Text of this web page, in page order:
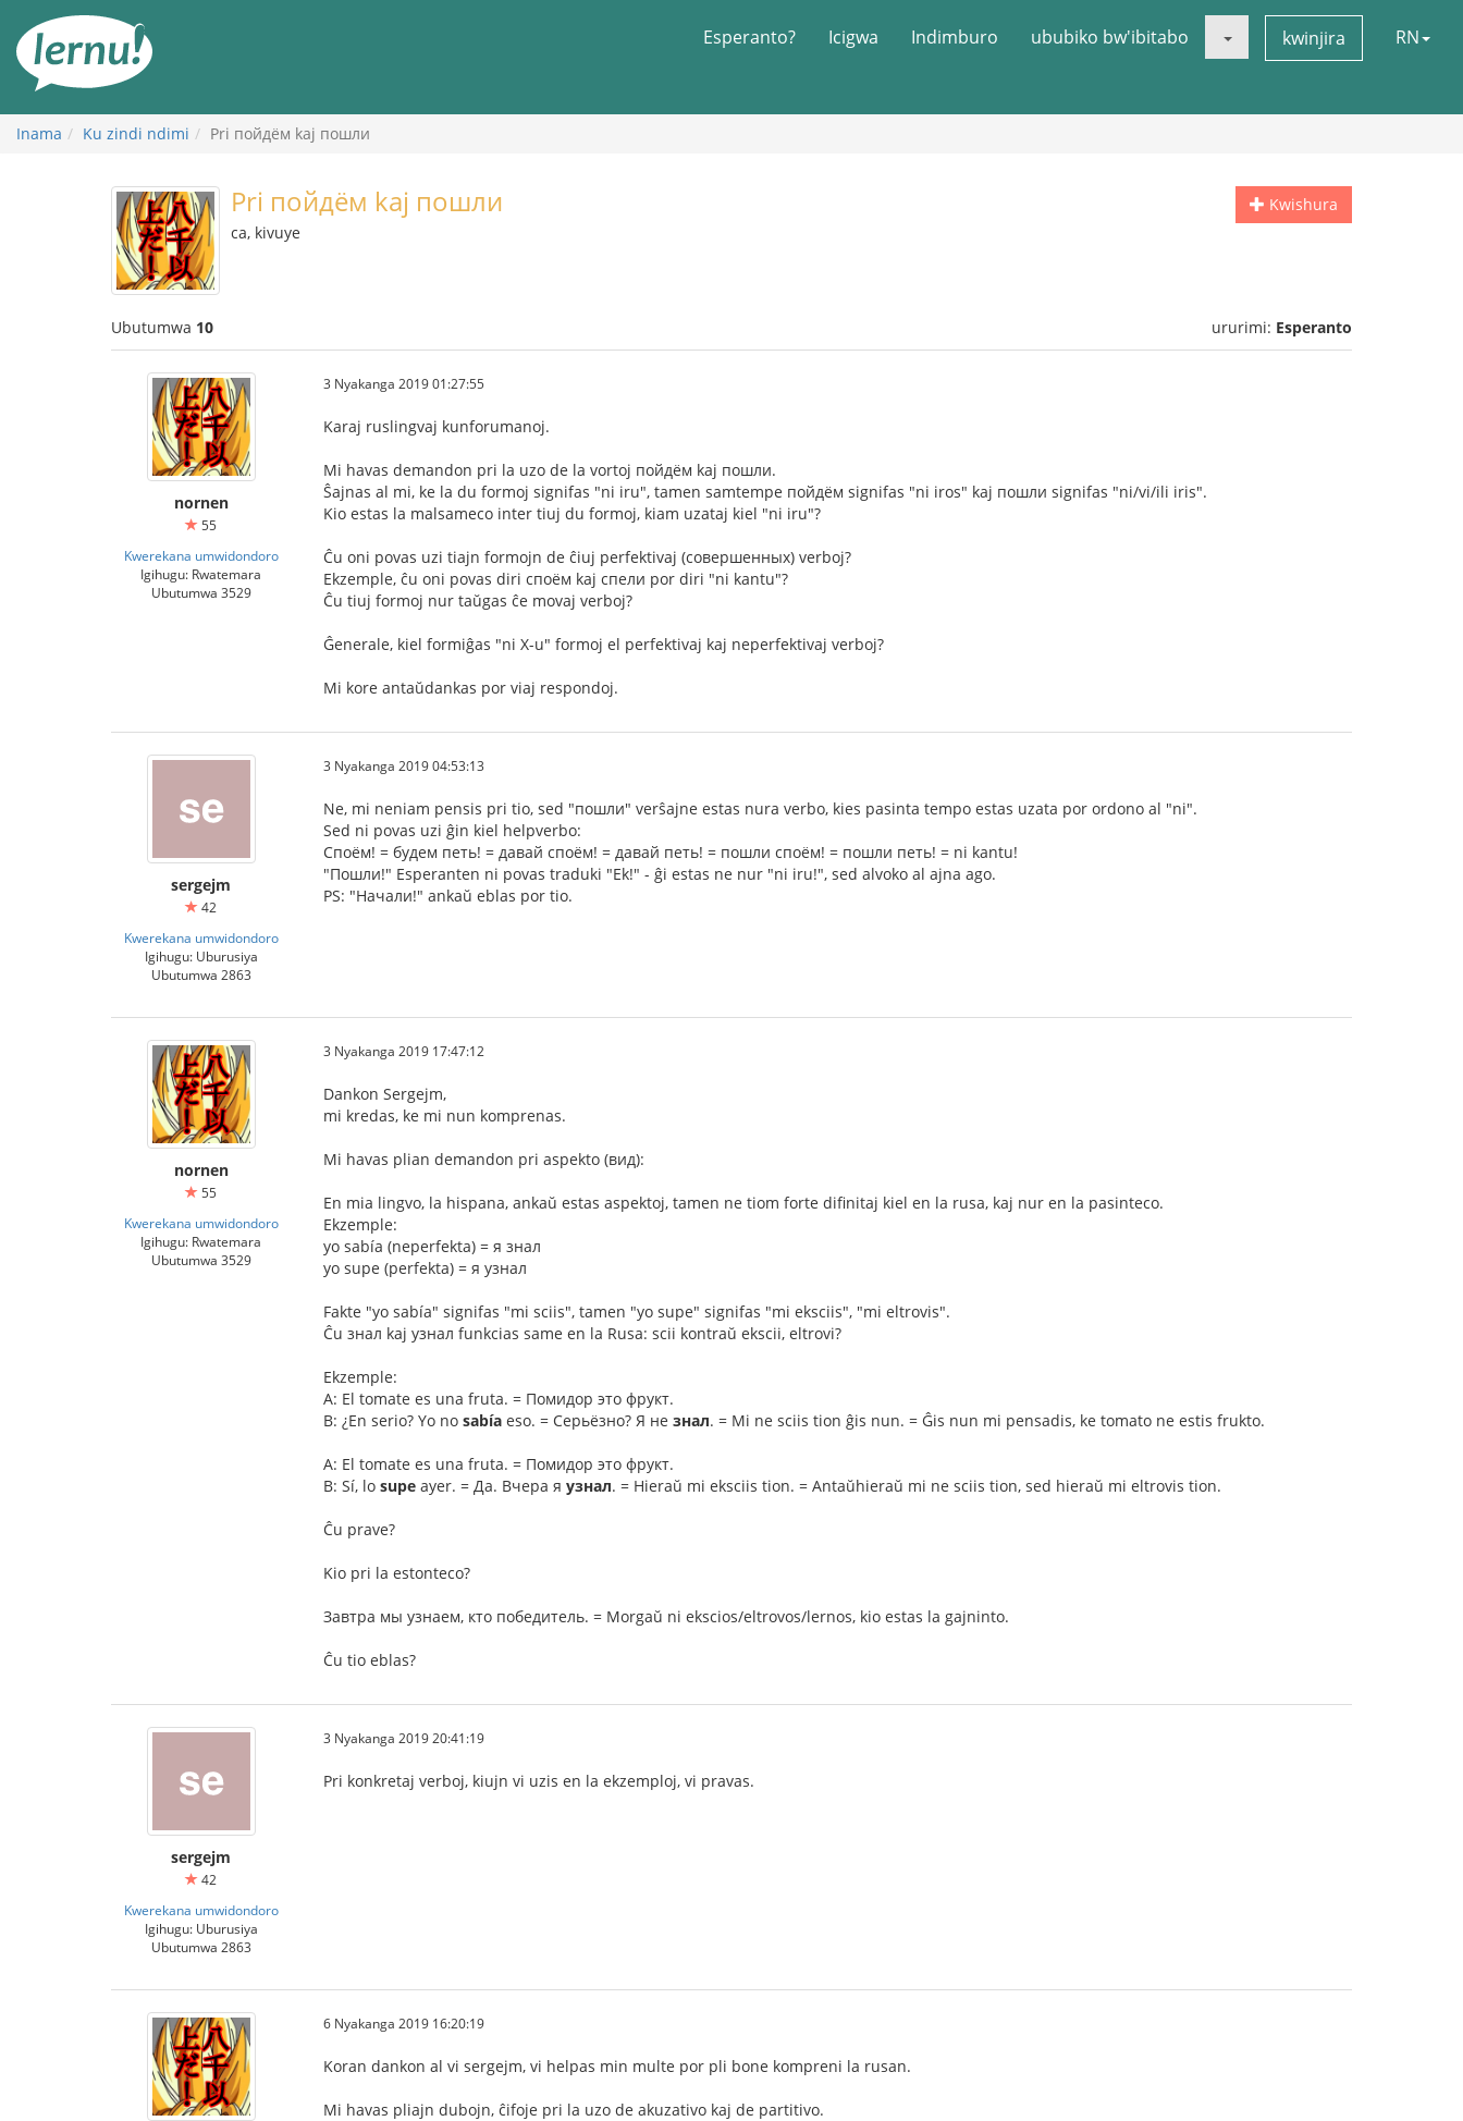
rupapuro
rw'ibirimwo
Esperanto? Icigwa Indimburo ububiko bw'ibitabo kwinjira RN
Inama Ku zindi ndimi Pri пойдём kaj пошли
Kwishura
Pri пойдём kaj пошли
ca, kivuye
Ubutumwa 10 ururimi: Esperanto
nornen
55
Kwerekana umwidondoro
Igihugu: Rwatemara
Ubutumwa 3529
3 Nyakanga 2019 01:27:55
Karaj ruslingvaj kunforumanoj.
Mi havas demandon pri la uzo de la vortoj пойдём kaj пошли.
Ŝajnas al mi, ke la du formoj signifas "ni iru", tamen samtempe пойдём signifas "ni iros" kaj пошли signifas "ni/vi/ili iris".
Kio estas la malsameco inter tiuj du formoj, kiam uzataj kiel "ni iru"?
Ĉu oni povas uzi tiajn formojn de ĉiuj perfektivaj (совершенных) verboj?
Ekzemple, ĉu oni povas diri споём kaj спели por diri "ni kantu"?
Ĉu tiuj formoj nur taŭgas ĉe movaj verboj?
Ĝenerale, kiel formiĝas "ni X-u" formoj el perfektivaj kaj neperfektivaj verboj?
Mi kore antaŭdankas por viaj respondoj.
sergejm
42
Kwerekana umwidondoro
Igihugu: Uburusiya
Ubutumwa 2863
3 Nyakanga 2019 04:53:13
Ne, mi neniam pensis pri tio, sed "пошли" verŝajne estas nura verbo, kies pasinta tempo estas uzata por ordono al "ni".
Sed ni povas uzi ĝin kiel helpverbo:
Споём! = будем петь! = давай споём! = давай петь! = пошли споём! = пошли петь! = ni kantu!
"Пошли!" Esperanten ni povas traduki "Ek!" - ĝi estas ne nur "ni iru!", sed alvoko al ajna ago.
PS: "Начали!" ankaŭ eblas por tio.
nornen
55
Kwerekana umwidondoro
Igihugu: Rwatemara
Ubutumwa 3529
3 Nyakanga 2019 17:47:12
Dankon Sergejm,
mi kredas, ke mi nun komprenas.
Mi havas plian demandon pri aspekto (вид):
En mia lingvo, la hispana, ankaŭ estas aspektoj, tamen ne tiom forte difinitaj kiel en la rusa, kaj nur en la pasinteco.
Ekzemple:
yo sabía (neperfekta) = я знал
yo supe (perfekta) = я узнал
Fakte "yo sabía" signifas "mi sciis", tamen "yo supe" signifas "mi eksciis", "mi eltrovis".
Ĉu знал kaj узнал funkcias same en la Rusa: scii kontraŭ ekscii, eltrovi?
Ekzemple:
A: El tomate es una fruta. = Помидор это фрукт.
B: ¿En serio? Yo no sabía eso. = Серьёзно? Я не знал. = Mi ne sciis tion ĝis nun. = Ĝis nun mi pensadis, ke tomato ne estis frukto.
A: El tomate es una fruta. = Помидор это фрукт.
B: Sí, lo supe ayer. = Да. Вчера я узнал. = Hieraŭ mi eksciis tion. = Antaŭhieraŭ mi ne sciis tion, sed hieraŭ mi eltrovis tion.
Ĉu prave?
Kio pri la estonteco?
Завтра мы узнаем, кто победитель. = Morgaŭ ni ekscios/eltrovos/lernos, kio estas la gajninto.
Ĉu tio eblas?
sergejm
42
Kwerekana umwidondoro
Igihugu: Uburusiya
Ubutumwa 2863
3 Nyakanga 2019 20:41:19
Pri konkretaj verboj, kiujn vi uzis en la ekzemploj, vi pravas.
6 Nyakanga 2019 16:20:19
Koran dankon al vi sergejm, vi helpas min multe por pli bone kompreni la rusan.
Mi havas pliajn dubojn, ĉifoje pri la uzo de akuzativo kaj de partitivo.